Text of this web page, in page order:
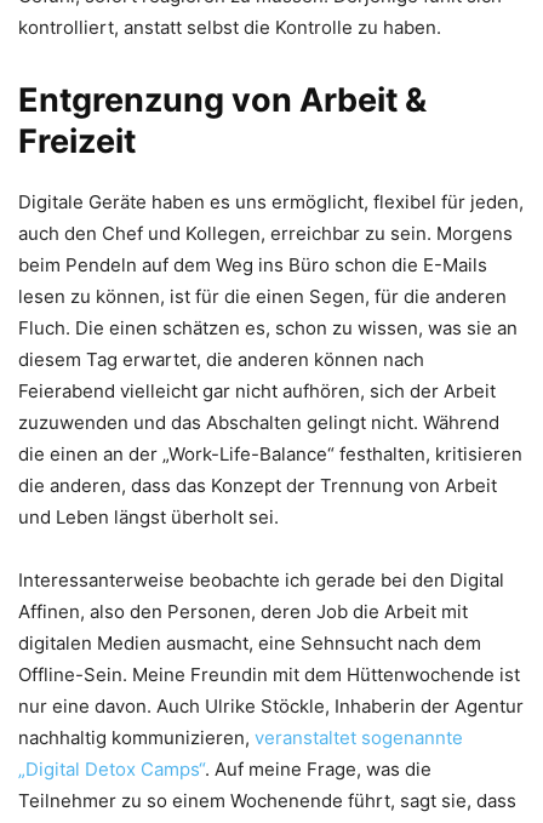
kontrolliert, anstatt selbst die Kontrolle zu haben.
Entgrenzung von Arbeit &
Freizeit
Digitale Geräte haben es uns ermöglicht, flexibel für jeden,
auch den Chef und Kollegen, erreichbar zu sein. Morgens
beim Pendeln auf dem Weg ins Büro schon die E-Mails
lesen zu können, ist für die einen Segen, für die anderen
Fluch. Die einen schätzen es, schon zu wissen, was sie an
diesem Tag erwartet, die anderen können nach
Feierabend vielleicht gar nicht aufhören, sich der Arbeit
zuzuwenden und das Abschalten gelingt nicht. Während
die einen an der „Work-Life-Balance“ festhalten, kritisieren
die anderen, dass das Konzept der Trennung von Arbeit
und Leben längst überholt sei.
Interessanterweise beobachte ich gerade bei den Digital
Affinen, also den Personen, deren Job die Arbeit mit
digitalen Medien ausmacht, eine Sehnsucht nach dem
Offline-Sein. Meine Freundin mit dem Hüttenwochende ist
nur eine davon. Auch Ulrike Stöckle, Inhaberin der Agentur
nachhaltig kommunizieren, veranstaltet sogenannte
„Digital Detox Camps“. Auf meine Frage, was die
Teilnehmer zu so einem Wochenende führt, sagt sie, dass